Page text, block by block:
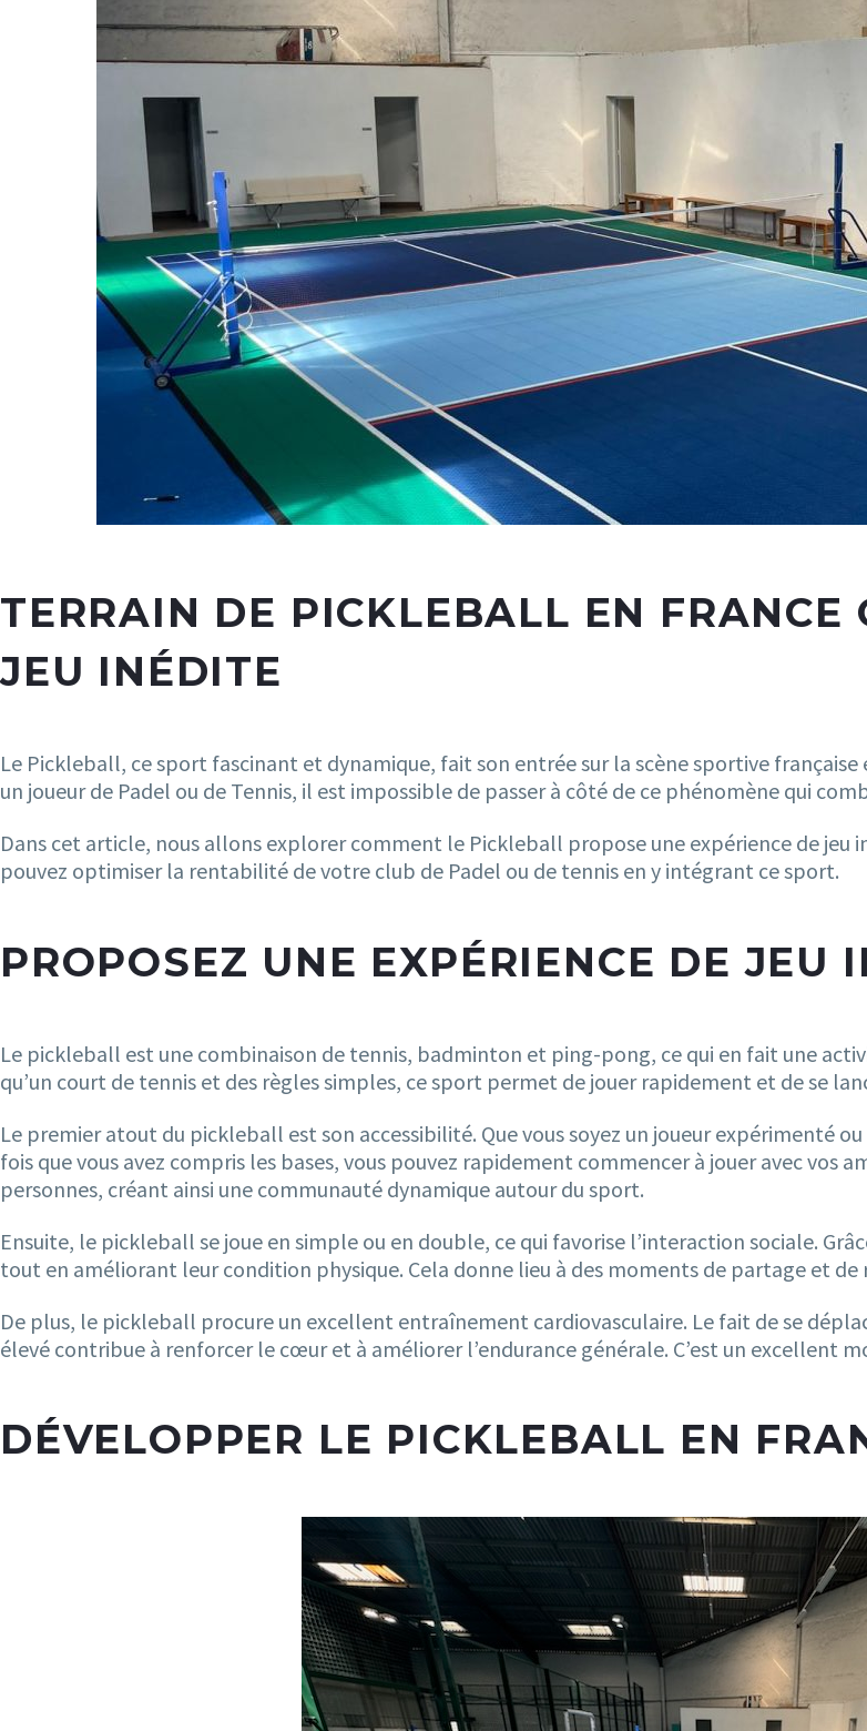
TERRAIN DE PICKLEBALL EN FRANCE
JEU INÉDITE
Le Pickleball, ce sport fascinant et dynamique, fait son entrée sur la scène sportive
un joueur de Padel ou de Tennis, il est impossible de passer à côté de ce phénomène qui
Dans cet article, nous allons explorer comment le Pickleball propose une expérience de
pouvez optimiser la rentabilité de votre club de Padel ou de tennis en y intégrant ce sport.
PROPOSEZ UNE EXPÉRIENCE DE JEU
Le pickleball est une combinaison de tennis, badminton et ping-pong, ce qui en fait une
qu’un court de tennis et des règles simples, ce sport permet de jouer rapidement et de se
Le premier atout du pickleball est son accessibilité. Que vous soyez un joueur expérimenté
fois que vous avez compris les bases, vous pouvez rapidement commencer à jouer avec vos
personnes, créant ainsi une communauté dynamique autour du sport.
Ensuite, le pickleball se joue en simple ou en double, ce qui favorise l’interaction sociale.
tout en améliorant leur condition physique. Cela donne lieu à des moments de partage et
De plus, le pickleball procure un excellent entraînement cardiovasculaire. Le fait de se
élevé contribue à renforcer le cœur et à améliorer l’endurance générale. C’est un excellent
DÉVELOPPER LE PICKLEBALL EN